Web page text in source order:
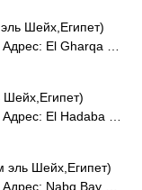
Шейх,Египет)
Адрес: El Gharqa …
Адрес: El Hadaba …
Шейх,Египет)
Адрес: Nabq Bay …